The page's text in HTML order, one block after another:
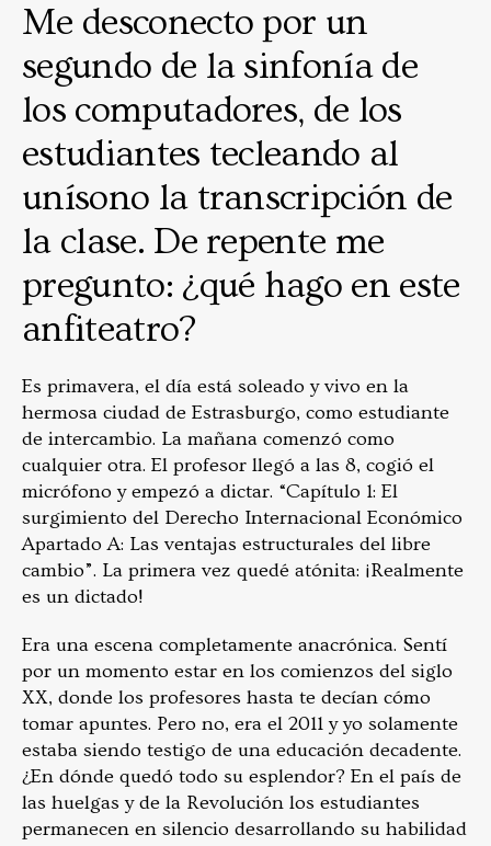
Me desconecto por un
segundo de la sinfonía de
los computadores, de los
estudiantes tecleando al
unísono la transcripción de
la clase. De repente me
pregunto: ¿qué hago en este
anfiteatro?
Es primavera, el día está soleado y vivo en la
hermosa ciudad de Estrasburgo, como estudiante
de intercambio. La mañana comenzó como
cualquier otra. El profesor llegó a las 8, cogió el
micrófono y empezó a dictar. “Capítulo 1: El
surgimiento del Derecho Internacional Económico
Apartado A: Las ventajas estructurales del libre
cambio”. La primera vez quedé atónita: ¡Realmente
es un dictado!
Era una escena completamente anacrónica. Sentí
por un momento estar en los comienzos del siglo
XX, donde los profesores hasta te decían cómo
tomar apuntes. Pero no, era el 2011 y yo solamente
estaba siendo testigo de una educación decadente.
¿En dónde quedó todo su esplendor? En el país de
las huelgas y de la Revolución los estudiantes
permanecen en silencio desarrollando su habilidad